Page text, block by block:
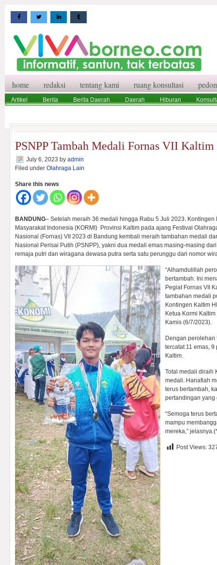
home redaksi tentang kami ruang konsultasi
Artikel Berita Berita Daerah Daerah Hiburan
PSNPP Tambah Medali Fornas VII Kaltim
July 6, 2023 by admin
Filed under Olahraga Lain
Share this news
BANDUNG– Setelah meraih 36 medali hingga Rabu 5 Juli 2023. Kontingen
Masyarakat Indonesia (KORMI) Provinsi Kaltim pada ajang Festival
Nasional (Fornas) VII 2023 di Bandung kembali meraih tambahan medali
Nasional Perisai Putih (PSNPP), yakni dua medali emas masing-masing
remaja putri dan wiragana dewasa putra serta satu perunggu dari nomor
“Alhamdulillah
bertambah. Ini
Pegiat Fornas VII
tambahan medali
Kontingen Kaltim
Ketua Kormi
Kamis (6/7/2023).
Dengan
tercatat 11 emas,
Kaltim.
Total medali diraih
medali. Hanafiah
terus bertambah,
pertandingan yang
“Semoga terus
mampu
mereka,”
Post Views: